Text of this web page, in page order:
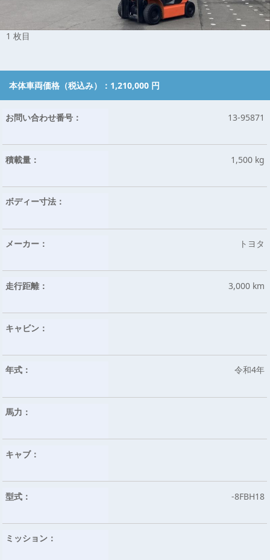
1 枚目
本体車両価格（税込み）： 1,210,000 円
お問い合わせ番号： 13-95871
積載量： 1,500 kg
ボディー寸法：
メーカー： トヨタ
走行距離： 3,000 km
キャビン：
年式： 令和4年
馬力：
キャブ：
型式： -8FBH18
ミッション：